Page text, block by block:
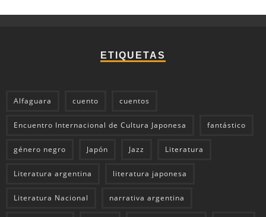
ETIQUETAS
Alfaguara cuento cuentos
Encuentro Internacional de Cultura Japonesa fantástico
género negro Japón Jazz Literatura
Literatura argentina literatura japonesa
Literatura Nacional narrativa argentina